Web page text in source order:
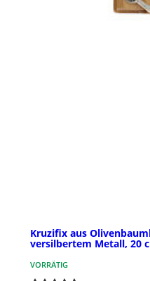
Kruzifix aus
versilbertem Metall, 20
VORRÄTIG